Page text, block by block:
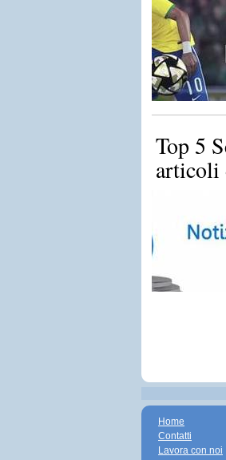
Top 5
articoli
Home
Contatti
Lavora con noi